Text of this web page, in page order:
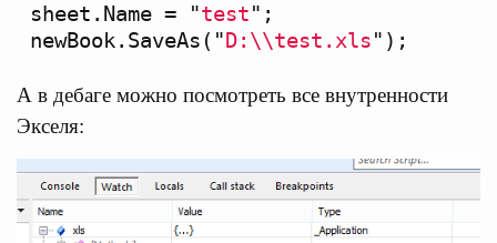
sheet . Name = "test" ;
newBook. SaveAs ( "D: \\test.xls" );
А в дебаге можно посмотреть все внутренности
Экселя: